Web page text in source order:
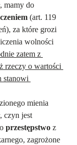
, mamy do
(art. 119
za które grozi
wolności
zatem z
rzeczy o wartości
stanowi
mienia
, czyn jest
przestępstwo z
zagrożone